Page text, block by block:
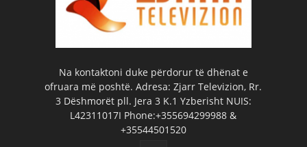
Na kontaktoni duke përdorur të dhënat e
ofruara më poshtë. Adresa: Zjarr Televizion, Rr.
3 Dëshmorët pll. Jera 3 K.1 Yzberisht NUIS:
L42311017I Phone:+355694299988 &
+35544501520